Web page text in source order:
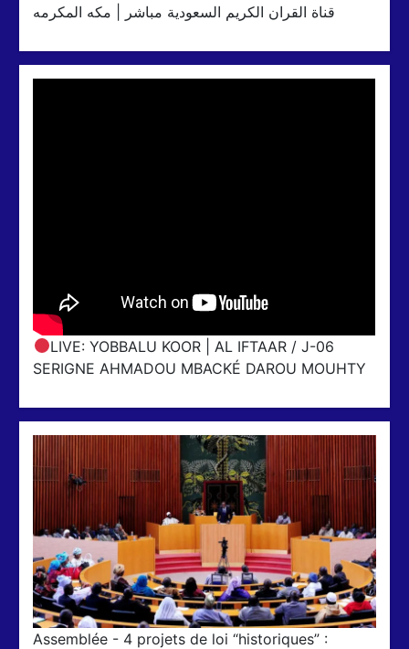
قناة القران الكريم السعودية مباشر | مكه المكرمه
LIVE: YOBBALU KOOR | AL IFTAAR / J-06
SERIGNE AHMADOU MBACKÉ DAROU MOUHTY
Assemblée - 4 projets de loi “historiques” :